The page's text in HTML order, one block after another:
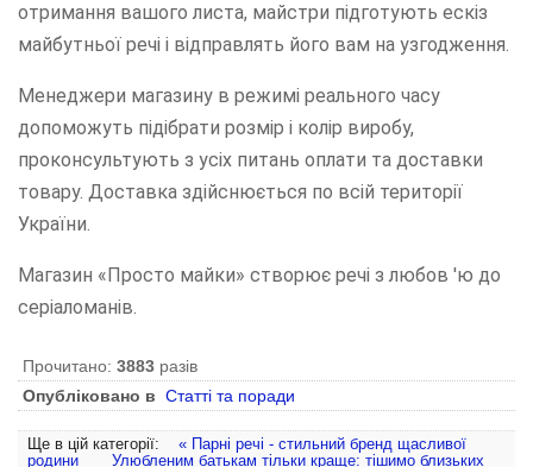
отримання вашого листа, майстри підготують ескіз
майбутньої речі і відправлять його вам на узгодження.
Менеджери магазину в режимі реального часу
допоможуть підібрати розмір і колір виробу,
проконсультують з усіх питань оплати та доставки
товару. Доставка здійснюється по всій території
України.
Магазин «Просто майки» створює речі з любов 'ю до
серіаломанів.
Прочитано: 3883 разів
Опубліковано в Статті та поради
Ще в цій категорії:
« Парні речі - стильний бренд щасливої
родини
Улюбленим батькам тільки краще: тішимо близьких